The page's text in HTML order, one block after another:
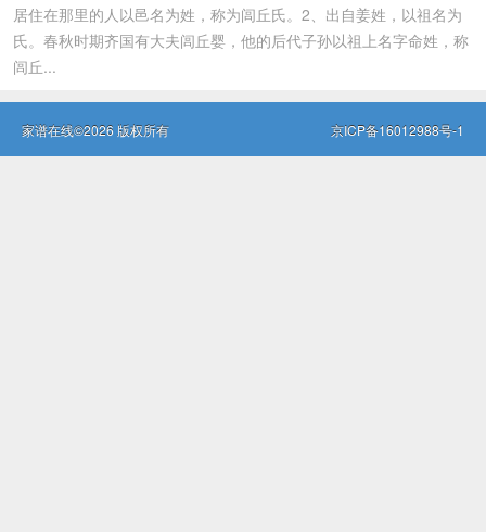
居住在那里的人以邑名为姓，称为闾丘氏。2、出自姜姓，以祖名为
氏。春秋时期齐国有大夫闾丘婴，他的后代子孙以祖上名字命姓，称
闾丘...
家谱在线©2026 版权所有 京ICP备16012988号-1